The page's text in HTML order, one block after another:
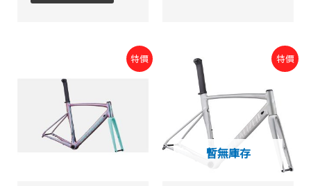
特價
NT$38,000。
目
前
特價
暫無庫存
格：
NT$42,000。
目
前